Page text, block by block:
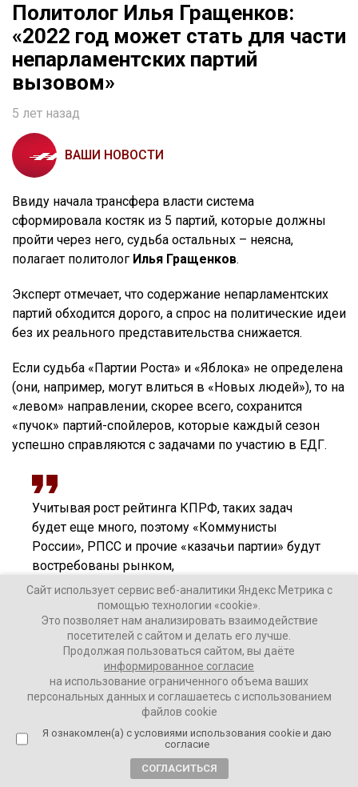
Политолог Илья Гращенков:
«2022 год может стать для части
непарламентских партий
вызовом»
5 лет назад
ВАШИ НОВОСТИ
Ввиду начала трансфера власти система
сформировала костяк из 5 партий, которые должны
пройти через него, судьба остальных – неясна,
полагает политолог Илья Гращенков.
Эксперт отмечает, что содержание непарламентских
партий обходится дорого, а спрос на политические идеи
без их реального представительства снижается.
Если судьба «Партии Роста» и «Яблока» не определена
(они, например, могут влиться в «Новых людей»), то на
«левом» направлении, скорее всего, сохранится
«пучок» партий-спойлеров, которые каждый сезон
успешно справляются с задачами по участию в ЕДГ.
Учитывая рост рейтинга КПРФ, таких задач
будет еще много, поэтому «Коммунисты
России», РПСС и прочие «казачьи партии» будут
востребованы рынком,
– пишет Гращенков в своем телеграм-канале.
При этом «Партия пенсионеров» может войти назад в
«Справедливую Россию – За Правду», учитывая
интерес со стороны последней.
Что касается «зеленой» повестки, здесь Гращенков
напоминает, что в России сейчас несколько экопартий,
начиная от РЭП «Зеленые» до «Зеленого Альянса» и
«Зеленой Альтернативы».
Сайт использует сервис веб-аналитики Яндекс Метрика с
помощью технологии «cookie».
Это позволяет нам анализировать взаимодействие
посетителей с сайтом и делать его лучше.
Продолжая пользоваться сайтом, вы даёте
информированное согласие
на использование ограниченного объема ваших
персональных данных и соглашаетесь с использованием
файлов cookie
Я ознакомлен(а) с условиями использования cookie и даю
согласие
СОГЛАСИТЬСЯ